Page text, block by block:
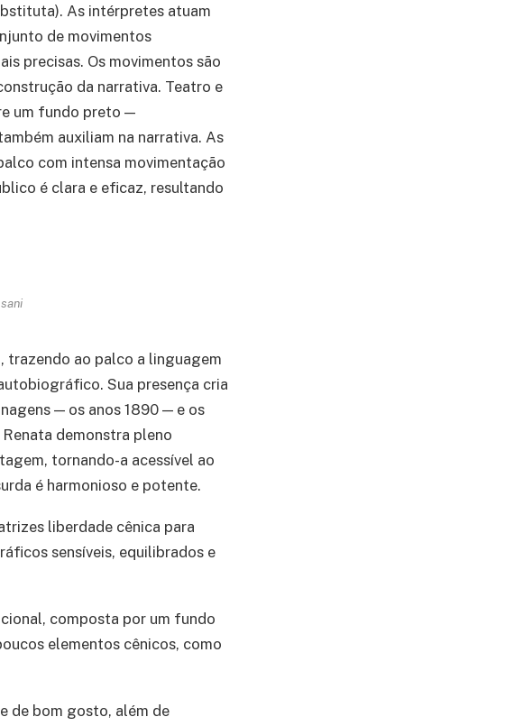
As intérpretes atuam
de movimentos
precisas. Os movimentos são
da narrativa. Teatro e
um fundo preto —
auxiliam na narrativa. As
com intensa movimentação
é clara e eficaz, resultando
trazendo ao palco a linguagem
Sua presença cria
— os anos 1890 — e os
demonstra pleno
tornando-a acessível ao
é harmonioso e potente.
liberdade cênica para
sensíveis, equilibrados e
composta por um fundo
elementos cênicos, como
de bom gosto, além de